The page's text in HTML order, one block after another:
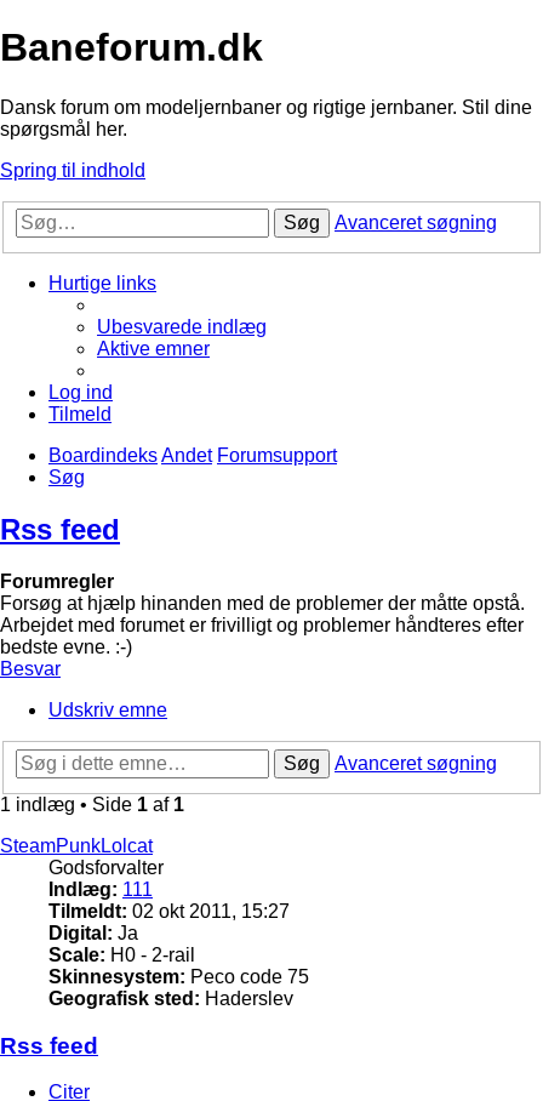
Baneforum.dk
Dansk forum om modeljernbaner og rigtige jernbaner. Stil dine
spørgsmål her.
Spring til indhold
Søg Avanceret søgning
Hurtige links
Ubesvarede indlæg
Aktive emner
Log ind
Tilmeld
BoardindeksAndet Forumsupport
Søg
Rss feed
Forumregler
Forsøg at hjælp hinanden med de problemer der måtte opstå.
Arbejdet med forumet er frivilligt og problemer håndteres efter
bedste evne. :-)
Besvar
Udskriv emne
Søg
Avanceret søgning
1 indlæg • Side 1 af 1
SteamPunkLolcat
Godsforvalter
Indlæg: 111
Tilmeldt: 02 okt 2011, 15:27
Digital: Ja
Scale: H0 - 2-rail
Skinnesystem: Peco code 75
Geografisk sted: Haderslev
Rss feed
Citer